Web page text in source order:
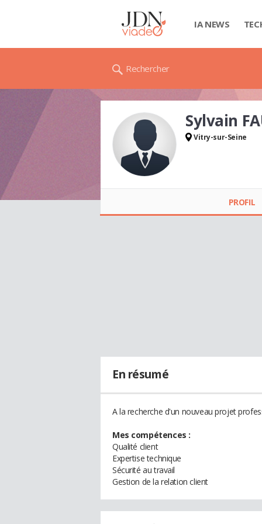
IA NEWS
Rechercher
Sylvain
Vitry-sur-Seine
PROFIL
En résumé
A la recherche d'un nouveau projet
Mes compétences :
Qualité client
Expertise technique
Sécurité au travail
Gestion de la relation client